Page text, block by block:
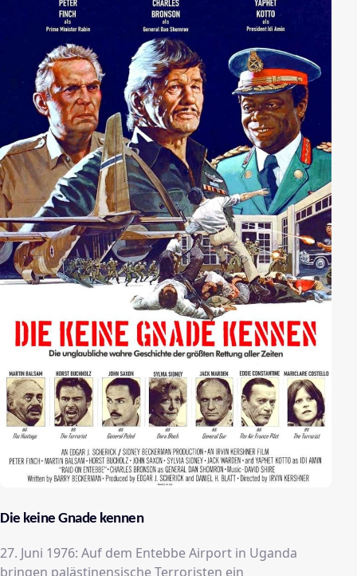
Die keine Gnade kennen
27. Juni 1976: Auf dem Entebbe Airport in Uganda
bringen palästinensische Terroristen ein